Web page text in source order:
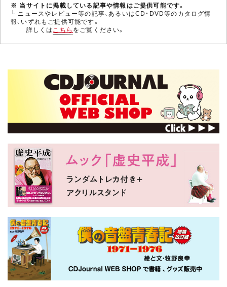
※ 当サイトに掲載している記事や情報はご提供可能です。
└ ニュースやレビュー等の記事、あるいはCD・DVD等のカタログ情
報、いずれもご提供可能です。
詳しくはこちら をご覧ください。